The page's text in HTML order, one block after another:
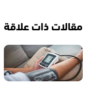
مقالات ذات علاقة